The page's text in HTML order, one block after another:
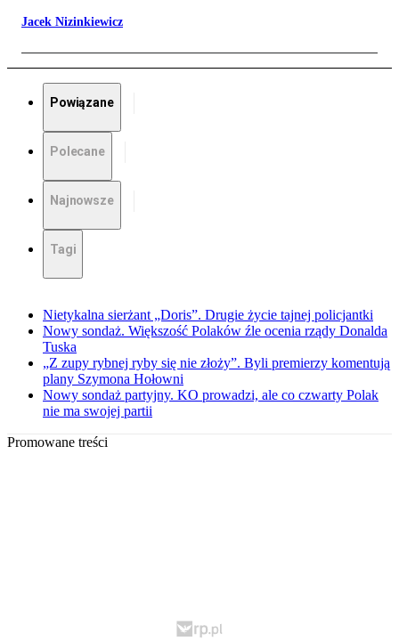
Jacek Nizinkiewicz
Powiązane
Polecane
Najnowsze
Tagi
Nietykalna sierżant „Doris”. Drugie życie tajnej policjantki
Nowy sondaż. Większość Polaków źle ocenia rządy Donalda
Tuska
„Z zupy rybnej ryby się nie złoży”. Byli premierzy komentują
plany Szymona Hołowni
Nowy sondaż partyjny. KO prowadzi, ale co czwarty Polak
nie ma swojej partii
Promowane treści